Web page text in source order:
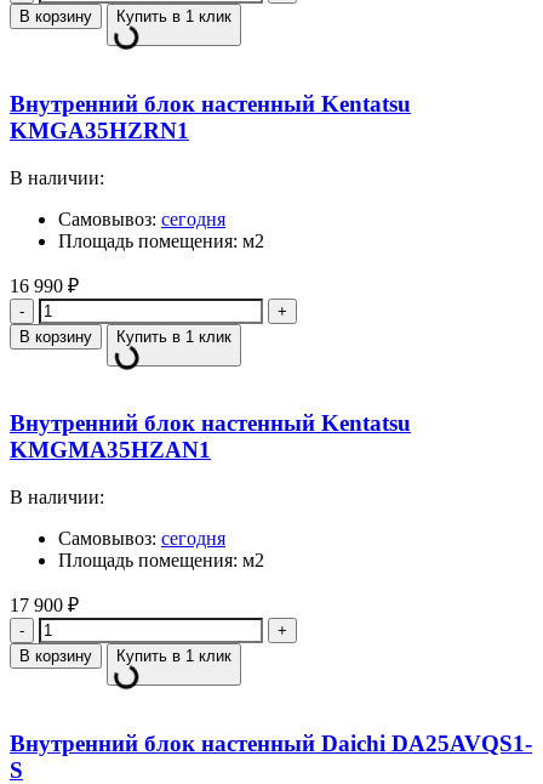
В корзину Купить в 1 клик
Внутренний блок настенный Kentatsu
KMGA35HZRN1
В наличии:
Самовывоз: сегодня
Площадь помещения: м2
16 990 ₽
Количество
В корзину Купить в 1 клик
Внутренний блок настенный Kentatsu
KMGMA35HZAN1
В наличии:
Самовывоз: сегодня
Площадь помещения: м2
17 900 ₽
Количество
В корзину Купить в 1 клик
Внутренний блок настенный Daichi DA25AVQS1-
S